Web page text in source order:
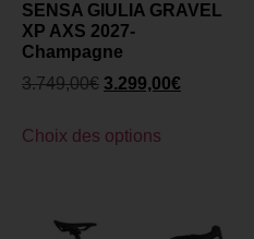
SENSA GIULIA GRAVEL
XP AXS 2027-
Champagne
3.749,00€ 3.299,00€
Choix des options